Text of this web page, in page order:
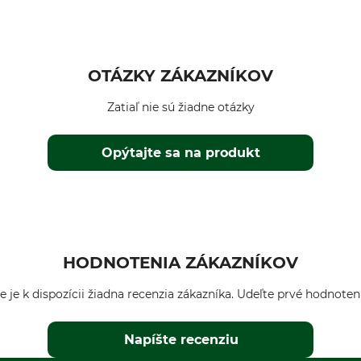
OTÁZKY ZÁKAZNÍKOV
Opýtajte sa na produkt
Zatiaľ nie sú žiadne otázky
HODNOTENIA ZÁKAZNÍKOV
je k dispozícii žiadna recenzia zákazníka. Udeľte prvé
Napíšte recenziu